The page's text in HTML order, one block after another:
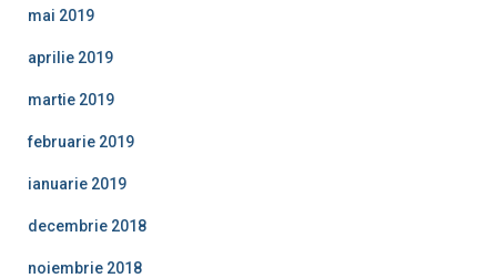
mai 2019
aprilie 2019
martie 2019
februarie 2019
ianuarie 2019
decembrie 2018
noiembrie 2018